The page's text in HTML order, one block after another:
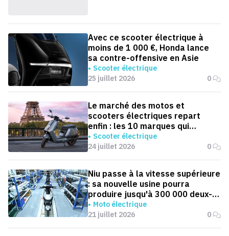
Avec ce scooter électrique à
moins de 1 000 €, Honda lance
sa contre-offensive en Asie
Scooter électrique
25 juillet 2026
0
Le marché des motos et
scooters électriques repart
enfin : les 10 marques qui
dominent la France
Scooter électrique
24 juillet 2026
0
Niu passe à la vitesse supérieure
: sa nouvelle usine pourra
produire jusqu'à 300 000 deux-
roues électriques par an
Moto électrique
21 juillet 2026
0